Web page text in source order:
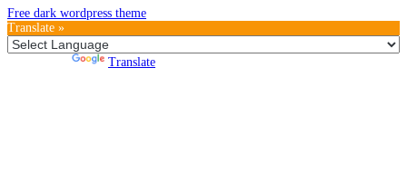
Free dark wordpress theme
Translate »
Translate